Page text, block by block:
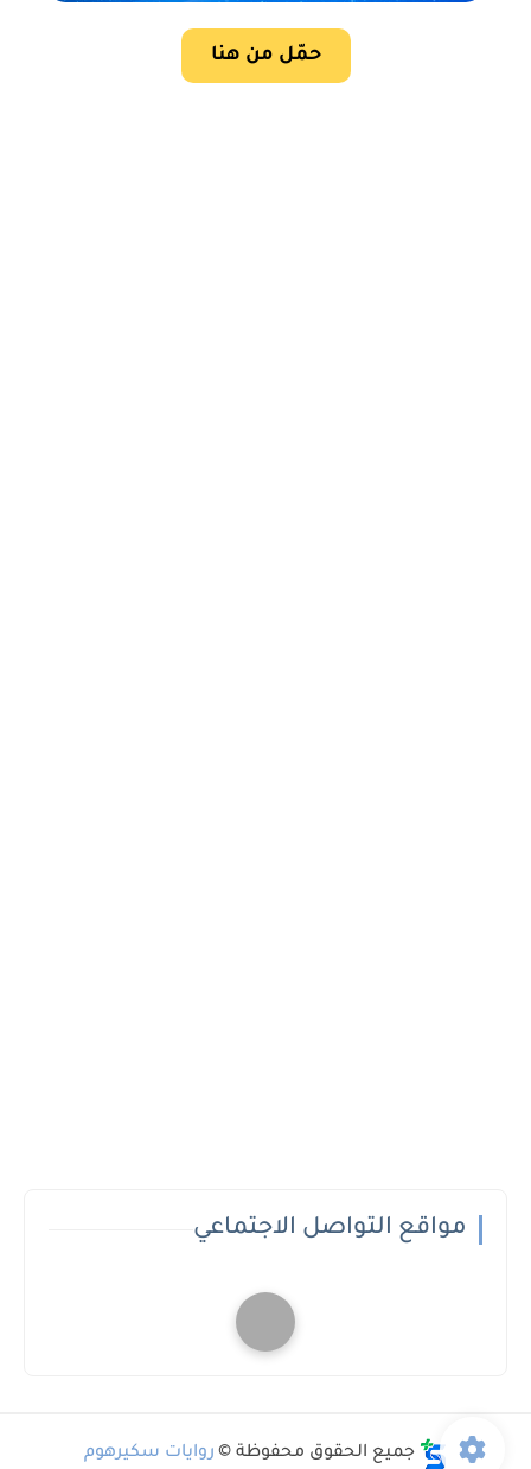
حمّل من هنا
مواقع التواصل الاجتماعي
جميع الحقوق محفوظة © روايات سكيرهوم